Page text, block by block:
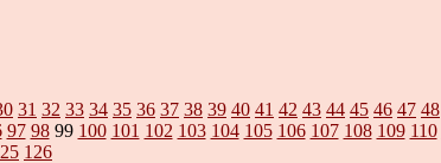
31 32 33 34 35 36 37 38 39 40 41 42 43 44 45 46 47 48
97 9899 100 101 102 103 104 105 106 107 108 109 110
126